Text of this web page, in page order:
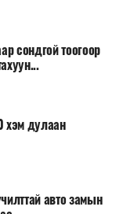
сондгой тоогоор
хэм дулаан
авто замын